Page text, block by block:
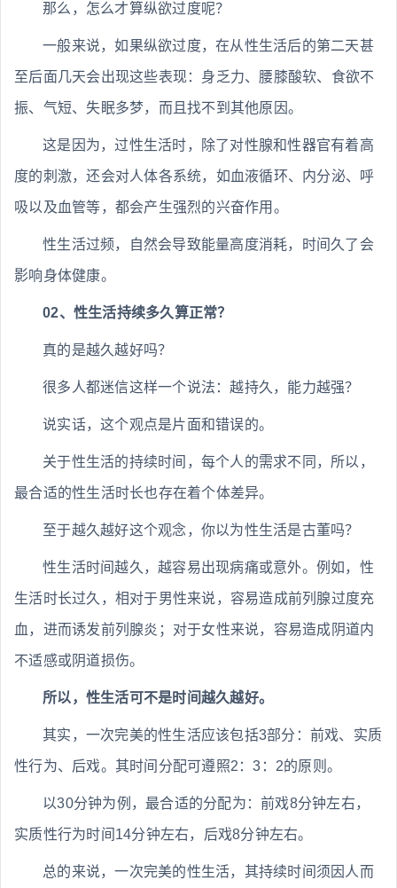
那么，怎么才算纵欲过度呢？
一般来说，如果纵欲过度，在从性生活后的第二天甚
至后面几天会出现这些表现：身乏力、腰膝酸软、食欲不
振、气短、失眠多梦，而且找不到其他原因。
这是因为，过性生活时，除了对性腺和性器官有着高
度的刺激，还会对人体各系统，如血液循环、内分泌、呼
吸以及血管等，都会产生强烈的兴奋作用。
性生活过频，自然会导致能量高度消耗，时间久了会
影响身体健康。
02、性生活持续多久算正常？
真的是越久越好吗？
很多人都迷信这样一个说法：越持久，能力越强？
说实话，这个观点是片面和错误的。
关于性生活的持续时间，每个人的需求不同，所以，
最合适的性生活时长也存在着个体差异。
至于越久越好这个观念，你以为性生活是古董吗？
性生活时间越久，越容易出现病痛或意外。例如，性
生活时长过久，相对于男性来说，容易造成前列腺过度充
血，进而诱发前列腺炎；对于女性来说，容易造成阴道内
不适感或阴道损伤。
所以，性生活可不是时间越久越好。
其实，一次完美的性生活应该包括3部分：前戏、实质
性行为、后戏。其时间分配可遵照2：3：2的原则。
以30分钟为例，最合适的分配为：前戏8分钟左右，
实质性行为时间14分钟左右，后戏8分钟左右。
总的来说，一次完美的性生活，其持续时间须因人而